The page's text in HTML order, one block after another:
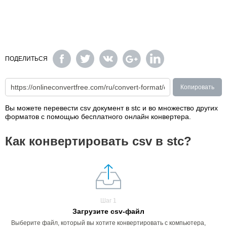
ПОДЕЛИТЬСЯ
Копировать
Вы можете перевести csv документ в stc и во множество других
форматов с помощью бесплатного онлайн конвертера.
Как конвертировать csv в stc?
Шаг 1
Загрузите csv-файл
Выберите файл, который вы хотите конвертировать с компьютера,